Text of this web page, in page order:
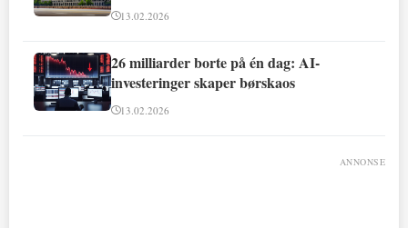
13.02.2026
26 milliarder borte på én dag: AI-
investeringer skaper børskaos
13.02.2026
ANNONSE